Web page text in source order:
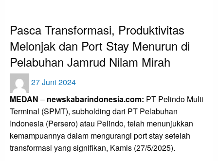
Pasca Transformasi, Produktivitas
Melonjak dan Port Stay Menurun di
Pelabuhan Jamrud Nilam Mirah
Posted
27 Juni 2024
MEDAN – newskabarindonesia.com: PT Pelindo Multi
Terminal (SPMT), subholding dari PT Pelabuhan
Indonesia (Persero) atau Pelindo, telah menunjukkan
kemampuannya dalam mengurangi port stay setelah
transformasi yang signifikan, Kamis (27/5/2025).